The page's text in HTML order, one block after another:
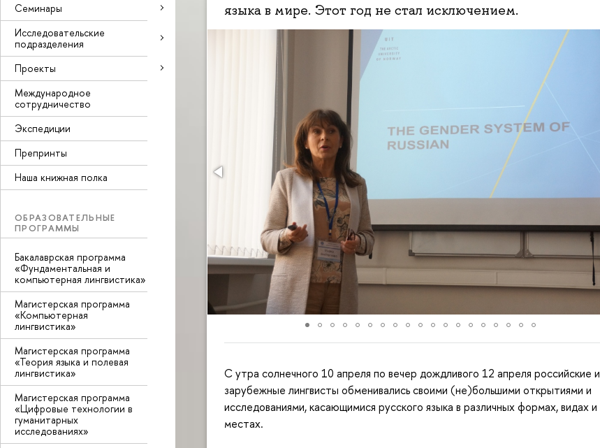
Семинары
Исследовательские
подразделения
Проекты
Международное
сотрудничество
Экспедиции
Препринты
Наша книжная полка
ОБРАЗОВАТЕЛЬНЫЕ
ПРОГРАММЫ
Бакалаврская программа
«Фундаментальная и
компьютерная лингвистика»
Магистерская программа
«Компьютерная
лингвистика»
Магистерская программа
«Теория языка и полевая
лингвистика»
Магистерская программа
«Цифровые технологии в
гуманитарных
исследованиях»
языка в мире. Этот год не стал исключением.
С утра солнечного 10 апреля по вечер дождливого 12 апреля российские и
зарубежные лингвисты обменивались своими (не)большими открытиями и
исследованиями, касающимися русского языка в различных формах, видах и
местах.